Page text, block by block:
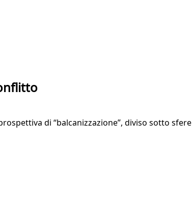
di “balcanizzazione”, diviso sotto